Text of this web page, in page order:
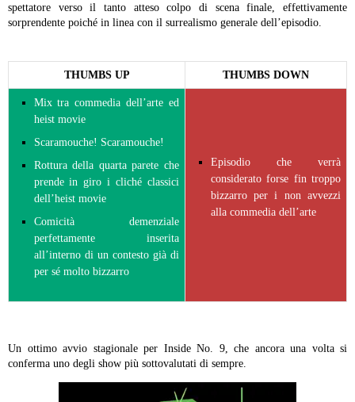
spettatore verso il tanto atteso colpo di scena finale, effettivamente
sorprendente poiché in linea con il surrealismo generale dell’episodio.
THUMBS UP THUMBS DOWN
Mix tra commedia dell’arte ed
heist movie
Scaramouche! Scaramouche!
Rottura della quarta parete che
prende in giro i cliché classici
dell’heist movie
Comicità demenziale
perfettamente inserita
all’interno di un contesto già di
per sé molto bizzarro
Episodio che verrà
considerato forse fin troppo
bizzarro per i non avvezzi
alla commedia dell’arte
Un ottimo avvio stagionale per Inside No. 9, che ancora una volta si
conferma uno degli show più sottovalutati di sempre.